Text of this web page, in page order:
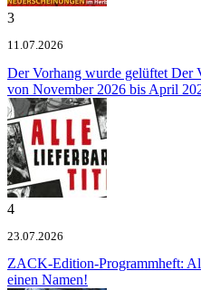
3
11.07.2026
Der Vorhang wurde gelüftet Der
von November 2026 bis April
4
23.07.2026
ZACK-Edition-Programmheft:
einen Namen!